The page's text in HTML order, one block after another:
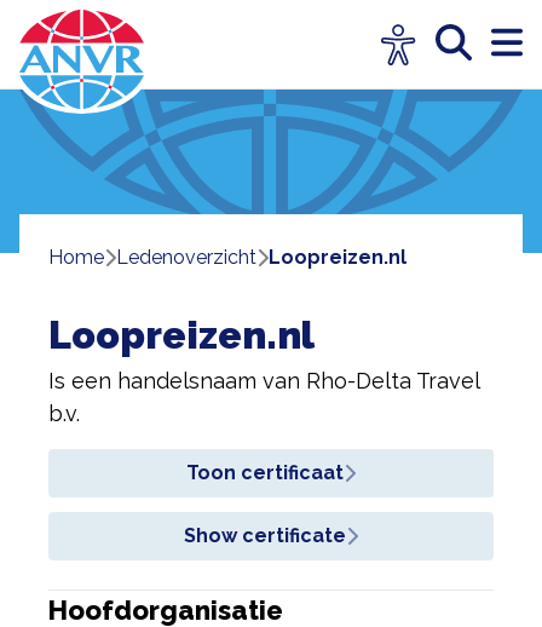
Home ledenoverzicht Loopreizen.nl
Loopreizen.nl
Is een handelsnaam van Rho-Delta Travel
b.v.
Toon certificaat
Show certificate
Hoofdorganisatie